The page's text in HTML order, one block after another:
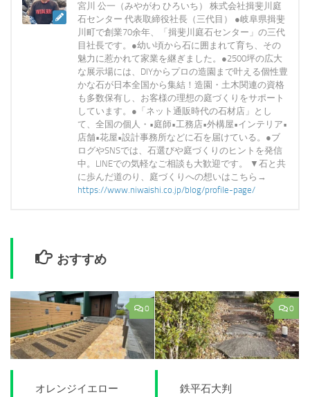
宮川 公一（みやがわ ひろいち） 株式会社揖斐川庭
石センター 代表取締役社長（三代目） ●岐阜県揖斐
川町で創業70余年、「揖斐川庭石センター」の三代
目社長です。●幼い頃から石に囲まれて育ち、その
魅力に惹かれて家業を継ぎました。●2500坪の広大
な展示場には、DIYからプロの造園まで叶える個性豊
かな石が日本全国から集結！造園・土木関連の資格
も多数保有し、お客様の理想の庭づくりをサポート
しています。●「ネット通販時代の石材店」とし
て、全国の個人・•庭師•工務店•外構屋•インテリア•
店舗•花屋•設計事務所などに石を届けている。●ブ
ログやSNSでは、石選びや庭づくりのヒントを発信
中。LINEでの気軽なご相談も大歓迎です。 ▼石と共
に歩んだ道のり、庭づくりへの想いはこちら→
https://www.niwaishi.co.jp/blog/profile-page/
おすすめ
0
オレンジイエロー
0
鉄平石大判